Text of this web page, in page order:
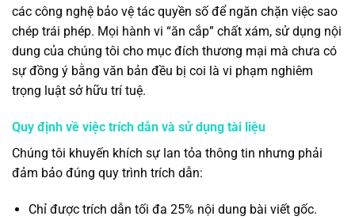
các công nghệ bảo vệ tác quyền số để ngăn chặn việc sao
chép trái phép. Mọi hành vi “ăn cắp” chất xám, sử dụng nội
dung của chúng tôi cho mục đích thương mại mà chưa có
sự đồng ý bằng văn bản đều bị coi là vi phạm nghiêm
trọng luật sở hữu trí tuệ.
Quy định về việc trích dẫn và sử dụng tài liệu
Chúng tôi khuyến khích sự lan tỏa thông tin nhưng phải
đảm bảo đúng quy trình trích dẫn:
Chỉ được trích dẫn tối đa 25% nội dung bài viết gốc.